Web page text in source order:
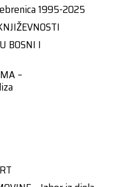
1995-2025
BOSNI I
–